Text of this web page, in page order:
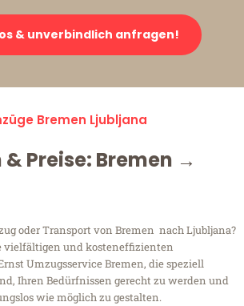
& unverbindlich anfragen!
Bremen Ljubljana
Preise: Bremen →
oder Transport von Bremen nach Ljubljana?
vielfältigen und kosteneffizienten
Umzugsservice Bremen, die speziell
Ihren Bedürfnissen gerecht zu werden und
wie möglich zu gestalten.